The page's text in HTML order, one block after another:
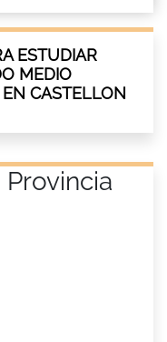
ESTUDIAR
MEDIO
CASTELLON